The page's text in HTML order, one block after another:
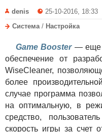
denis 25-10-2016, 18:33
Система/ Настройка
Game Booster— еще
обеспечение от
WiseCleaner,
более
случае программа
на оптимальную, в
средство,
скорость игры за счет